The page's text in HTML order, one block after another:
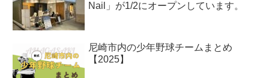
Nail」が1/2にオープンしています。
尼崎市内の少年野球チームまとめ
【2025】